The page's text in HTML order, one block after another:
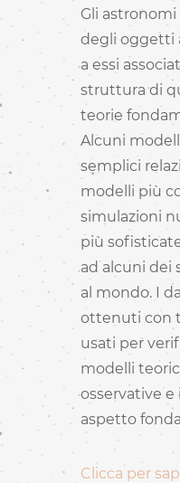
Gli
degli oggetti
a essi
struttura di
teorie
Alcuni
semplici
modelli più
simulazioni
più
ad alcuni dei
al mondo. I
ottenuti con
usati per
modelli
osservative
aspetto
Clicca per